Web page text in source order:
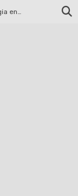
Syot abraza la nostalgia en «Blame», el primer adelanto de su EP debut